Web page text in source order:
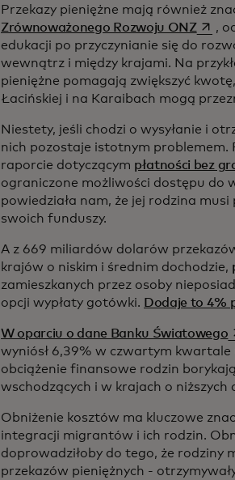
Przekazy pieniężne mają również
Zrównoważonego Rozwoju ONZ
,
edukacji po przyczynianie się do
wewnątrz i między krajami. Na
pieniężne pomagają zwiększyć
Łacińskiej i na Karaibach mogą
Niestety, jeśli chodzi o wysyłanie i
nich pozostaje istotnym problemem.
raporcie dotyczącym płatności bez
ograniczone możliwości dostępu do
powiedziała nam, że jej rodzina
swoich funduszy.
A z 669 miliardów dolarów
krajów o niskim i średnim dochodzie,
zamieszkanych przez osoby
opcji wypłaty gotówki. Dodaje to 4%
W oparciu o dane Banku Światowego
wyniósł 6,39% w czwartym kwartale
obciążenie finansowe rodzin
wschodzących i w krajach o niższych
Obniżenie kosztów ma kluczowe
integracji migrantów i ich rodzin.
doprowadziłoby do tego, że rodziny
przekazów pieniężnych -